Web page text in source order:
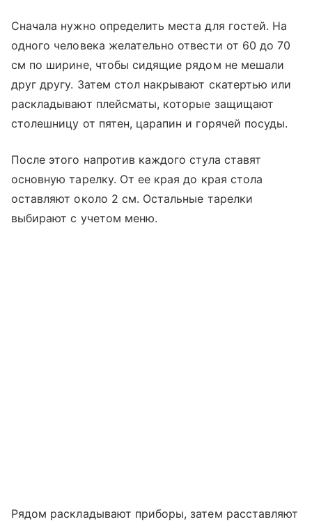
Сначала нужно определить места для гостей. На
одного человека желательно отвести от 60 до 70
см по ширине, чтобы сидящие рядом не мешали
друг другу. Затем стол накрывают скатертью или
раскладывают плейсматы, которые защищают
столешницу от пятен, царапин и горячей посуды.
После этого напротив каждого стула ставят
основную тарелку. От ее края до края стола
оставляют около 2 см. Остальные тарелки
выбирают с учетом меню.
Рядом раскладывают приборы, затем расставляют